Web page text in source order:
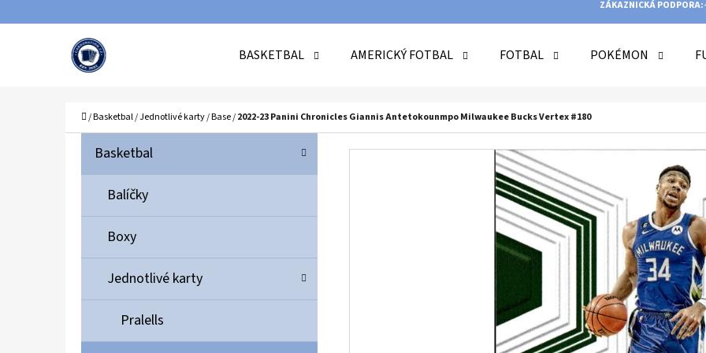
ZÁKAZNICKÁ PODPORA:
BASKETBAL AMERICKÝ FOTBAL FOTBAL POKÉMON
Domů
/Basketbal/Jednotlivé karty/Base/2022-23 Panini Chronicles Giannis Antetokounmpo Milwaukee Bucks Vertex #180
Přeskočit
kategorie
K
T
G
R
E
Basketbal
Balíčky
Boxy
Jednotlivé karty
Pralells
Zpět
Zpět
DOPORUČUJEME